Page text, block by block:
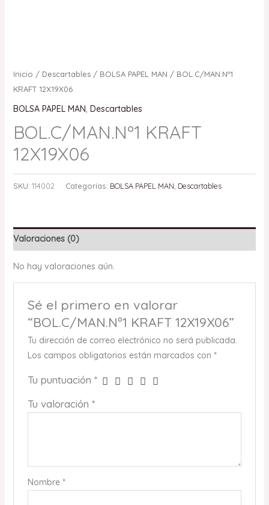
Inicio / Descartables/ BOLSA PAPEL MAN / BOL.C/MAN.Nº1
KRAFT 12X19X06
BOLSA PAPEL MAN, Descartables
BOL.C/MAN.Nº1 KRAFT
12X19X06
SKU: 114002 Categorías: BOLSA PAPEL MAN Descartables
Valoraciones (0)
No hay valoraciones aún.
Sé el primero en valorar
“BOL.C/MAN.Nº1 KRAFT 12X19X06”
Tu dirección de correo electrónico no será publicada.
Los campos obligatorios están marcados con *
Tu puntuación *
Tu valoración *
Nombre *